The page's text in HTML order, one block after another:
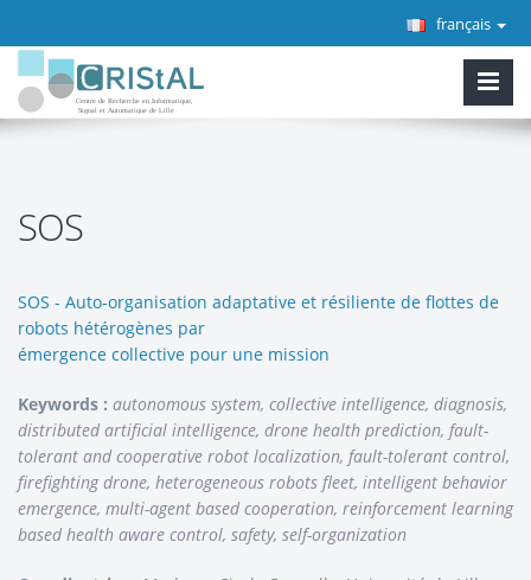
français
SOS
SOS - Auto-organisation adaptative et résiliente de flottes de
robots hétérogènes par
émergence collective pour une mission
Keywords : autonomous system, collective intelligence, diagnosis,
distributed artificial intelligence, drone health prediction, fault-
tolerant and cooperative robot localization, fault-tolerant control,
firefighting drone, heterogeneous robots fleet, intelligent behavior
emergence, multi-agent based cooperation, reinforcement learning
based health aware control, safety, self-organization